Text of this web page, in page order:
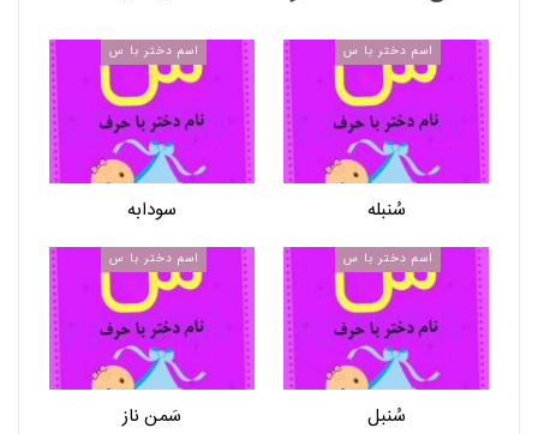
اسم دختر با س
سُنبله
اسم دختر با س
سودابه
اسم دختر با س
سُنبل
اسم دختر با س
سَمن ناز